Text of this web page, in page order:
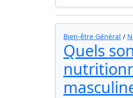
Bien-être Général /
Quels